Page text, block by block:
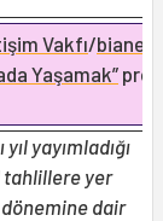
Vakfı/bianet
Yaşamak”
yayımladığı
tahlillere yer
dair